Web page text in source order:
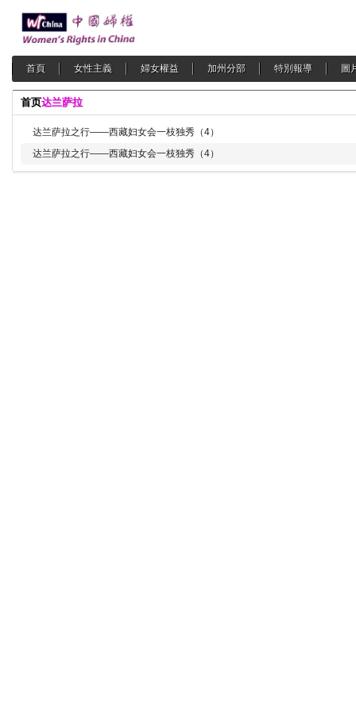
首頁 女性主義 婦女權益 加州分部 特別報導 圖
首页达兰萨拉
达兰萨拉之行——西藏妇女会一枝独秀（4）
达兰萨拉之行——西藏妇女会一枝独秀（4）